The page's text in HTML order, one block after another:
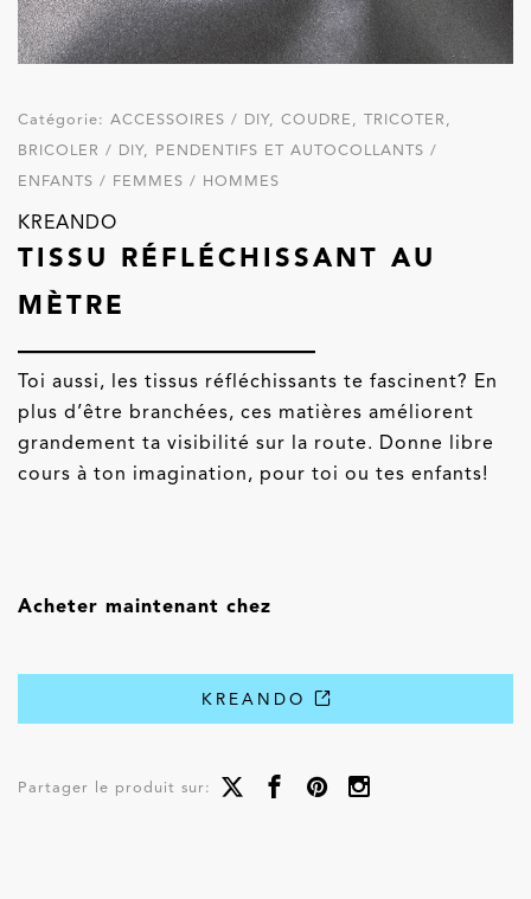
Catégorie: ACCESSOIRES / DIY, COUDRE, TRICOTER,
BRICOLER / DIY, PENDENTIFS ET AUTOCOLLANTS /
ENFANTS / FEMMES / HOMMES
KREANDO
TISSU RÉFLÉCHISSANT AU
MÈTRE
Toi aussi, les tissus réfléchissants te fascinent? En
plus d’être branchées, ces matières améliorent
grandement ta visibilité sur la route. Donne libre
cours à ton imagination, pour toi ou tes enfants!
Acheter maintenant chez
KREANDO
Partager le produit sur: